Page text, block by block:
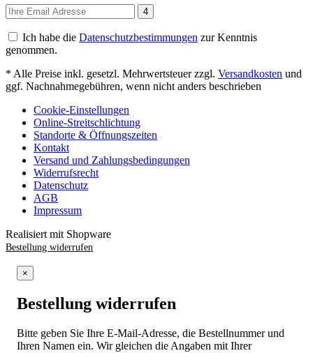
4
Ich habe die Datenschutzbestimmungen zur Kenntnis
genommen.
* Alle Preise inkl. gesetzl. Mehrwertsteuer zzgl. Versandkosten und
ggf. Nachnahmegebühren, wenn nicht anders beschrieben
Cookie-Einstellungen
Online-Streitschlichtung
Standorte & Öffnungszeiten
Kontakt
Versand und Zahlungsbedingungen
Widerrufsrecht
Datenschutz
AGB
Impressum
Realisiert mit Shopware
Bestellung widerrufen
×
Bestellung widerrufen
Bitte geben Sie Ihre E-Mail-Adresse, die Bestellnummer und
Ihren Namen ein. Wir gleichen die Angaben mit Ihrer